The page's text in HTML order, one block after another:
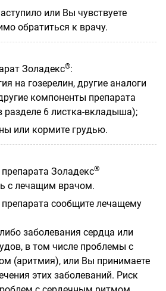
или Вы чувствуете
обратиться к врачу.
Золадекс®:
на гозерелин, другие аналоги
компоненты препарата
разделе 6 листка-вкладыша);
или кормите грудью.
Золадекс®
с лечащим врачом.
сообщите лечащему
заболевания сердца или
в том числе проблемы с
(аритмия), или Вы принимаете
этих заболеваний. Риск